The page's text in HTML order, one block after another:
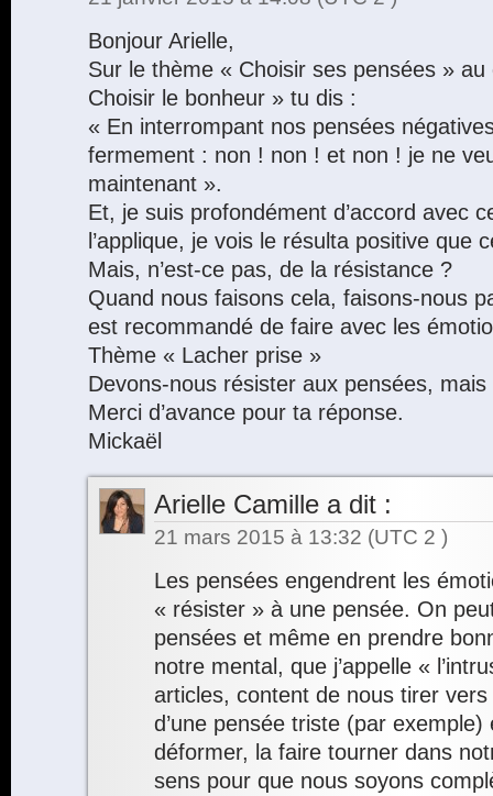
Bonjour Arielle,
Sur le thème « Choisir ses pensées »
Choisir le bonheur » tu dis :
« En interrompant nos pensées
fermement : non ! non ! et non ! je ne
maintenant ».
Et, je suis profondément d’accord avec
l’applique, je vois le résulta positive que
Mais, n’est-ce pas, de la résistance ?
Quand nous faisons cela, faisons-nous
est recommandé de faire avec les
Thème « Lacher prise »
Devons-nous résister aux pensées,
Merci d’avance pour ta réponse.
Mickaël
Arielle Camille a dit :
21 mars 2015 à 13:32 (UTC 2 )
Les pensées engendrent les
« résister » à une pensée. On
pensées et même en prendre
notre mental, que j’appelle «
articles, content de nous tirer vers
d’une pensée triste (par exemple)
déformer, la faire tourner dans
sens pour que nous soyons